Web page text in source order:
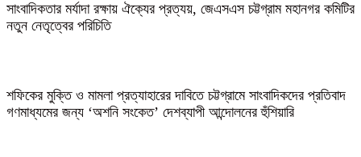
সাংবাদিকতার মর্যাদা রক্ষায় ঐক্যের প্রত্যয়, জেএসএস চট্টগ্রাম মহানগর কমিটির
নতুন নেতৃত্বের পরিচিতি
শফিকের মুক্তি ও মামলা প্রত্যাহারের দাবিতে চট্টগ্রামে সাংবাদিকদের প্রতিবাদ
গণমাধ্যমের জন্য ‘অশনি সংকেত’ দেশব্যাপী আন্দোলনের হুঁশিয়ারি